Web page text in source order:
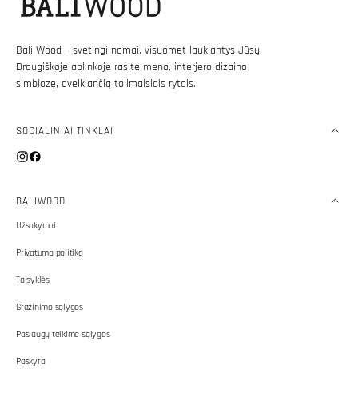
Bali Wood – svetingi namai, visuomet laukiantys Jūsų.
Draugiškoje aplinkoje rasite meno, interjero dizaino
simbiozę, dvelkiančią tolimaisiais rytais.
SOCIALINIAI TINKLAI
Instagram
Facebook
BALIWOOD
Užsakymai
Privatumo politika
Taisyklės
Gražinimo sąlygos
Paslaugų teikimo sąlygos
Paskyra